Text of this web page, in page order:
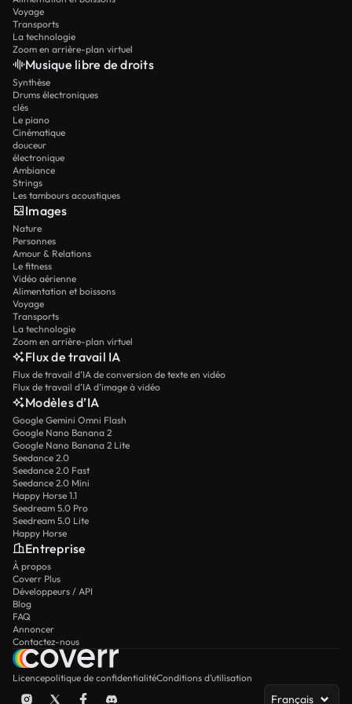
Voyage
Transports
La technologie
Zoom en arrière-plan virtuel
Musique libre de droits
Synthèse
Drums électroniques
clés
Le piano
Cinématique
douceur
électronique
Ambiance
Strings
Les tambours acoustiques
Images
Nature
Personnes
Amour & Relations
Le fitness
Vidéo aérienne
Alimentation et boissons
Voyage
Transports
La technologie
Zoom en arrière-plan virtuel
Flux de travail IA
Flux de travail d’IA de conversion de texte en vidéo
Flux de travail d’IA d’image à vidéo
Modèles d’IA
Google Gemini Omni Flash
Google Nano Banana 2
Google Nano Banana 2 Lite
Seedance 2.0
Seedance 2.0 Fast
Seedance 2.0 Mini
Happy Horse 1.1
Seedream 5.0 Pro
Seedream 5.0 Lite
Happy Horse
Entreprise
À propos
Coverr Plus
Développeurs / API
Blog
FAQ
Annoncer
Contactez-nous
Licencepolitique de confidentialitéConditions d’utilisation
Français